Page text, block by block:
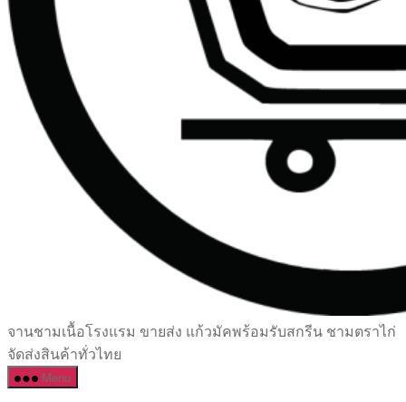
เซรามิค
ครบ
ครัน
จานชามเนื้อโรงแรม ขายส่ง แก้วมัคพร้อมรับสกรีน ชามตราไก่
จัดส่งสินค้าทั่วไทย
Menu